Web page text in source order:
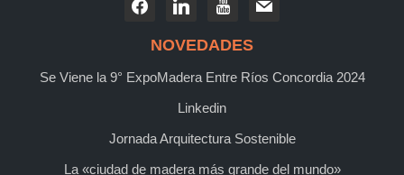
NOVEDADES
Se Viene la 9° ExpoMadera Entre Ríos Concordia 2024
Linkedin
Jornada Arquitectura Sostenible
La «ciudad de madera más grande del mundo»